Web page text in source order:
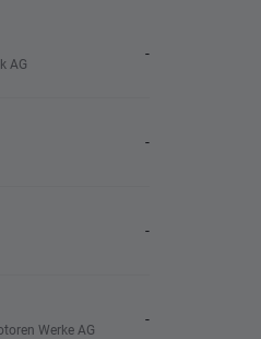
AG -
-
-
Werke AG -